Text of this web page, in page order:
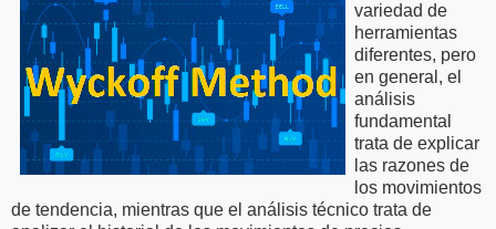
variedad de
herramientas
diferentes, pero
en general, el
análisis
fundamental
trata de explicar
las razones de
los movimientos
de tendencia, mientras que el análisis técnico trata de